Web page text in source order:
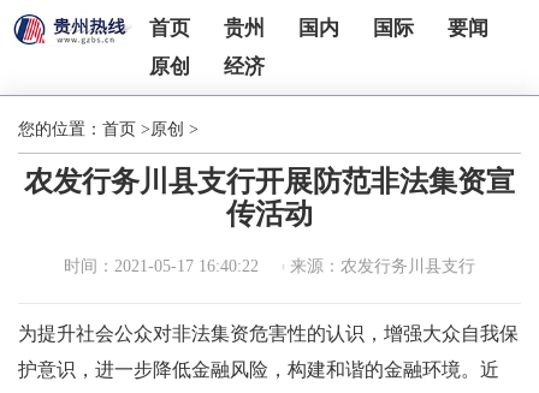
首页 贵州 国内 国际
要闻
原创
经济
您的位置： 首页 >原创 >
农发行务川县支行开展防范非法集资宣
传活动
时间：2021-05-17 16:40:22 来源：农发行务川县支行
为提升社会公众对非法集资危害性的认识，增强大众自我保
护意识，进一步降低金融风险，构建和谐的金融环境。近